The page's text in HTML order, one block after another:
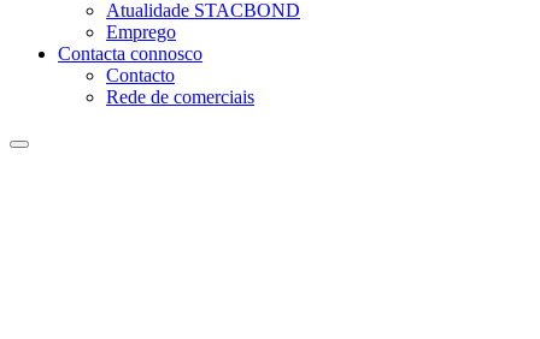
Atualidade STACBOND
Emprego
Contacta connosco
Contacto
Rede de comerciais